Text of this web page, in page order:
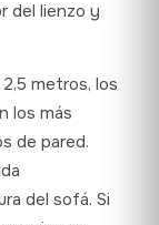
del lienzo y
metros, los
los más
de pared.
del sofá. Si